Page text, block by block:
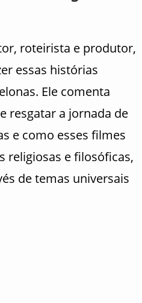
roteirista e produtor,
essas histórias
Ele comenta
resgatar a jornada de
e como esses filmes
religiosas e filosóficas,
de temas universais